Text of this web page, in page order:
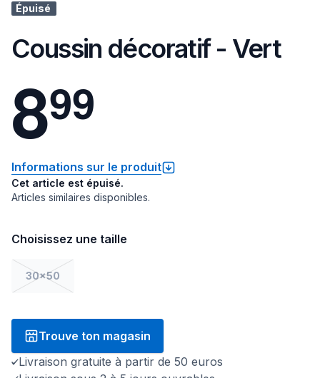
Épuisé
Coussin décoratif - Vert
899
Informations sur le produit
Cet article est épuisé.
Articles similaires disponibles.
Choisissez une taille
30x50
Trouve ton magasin
Livraison gratuite à partir de 50 euros